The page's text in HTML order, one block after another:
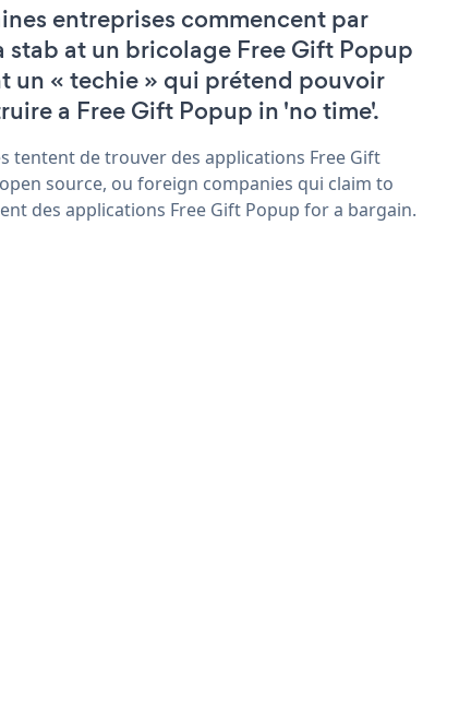
entreprises commencent par
stab at un bricolage Free Gift Popup
un « techie » qui prétend pouvoir
a Free Gift Popup in 'no time'.
tentent de trouver des applications Free Gift
source, ou foreign companies qui claim to
des applications Free Gift Popup for a bargain.